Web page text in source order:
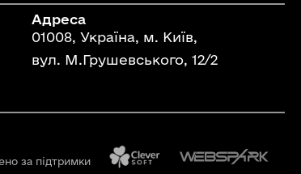
Адреса
01008, Україна, м. Київ,
вул. М.Грушевського, 12/2
за підтримки